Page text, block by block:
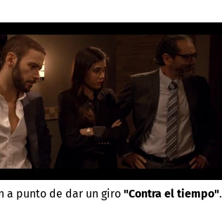
a punto de dar un giro "Contra el tiempo".